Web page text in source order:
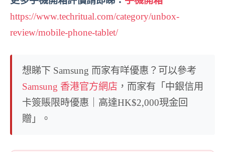
https://www.techritual.com/category/unbox-
review/mobile-phone-tablet/
想睇下 Samsung 而家有咩優惠？可以參考
Samsung 香港官方網店 ，而家有「中銀信用
卡簽賬限時優惠｜高達HK$2,000現金回
贈」。